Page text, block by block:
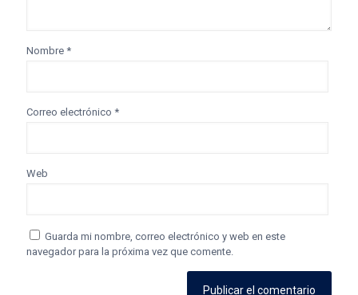
Nombre *
Correo electrónico *
Web
Guarda mi nombre, correo electrónico y web en este
navegador para la próxima vez que comente.